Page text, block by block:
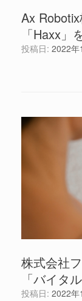
Ax
「Haxx」
投稿日: 2022年
株式会社
「バイタ
投稿日: 2022年